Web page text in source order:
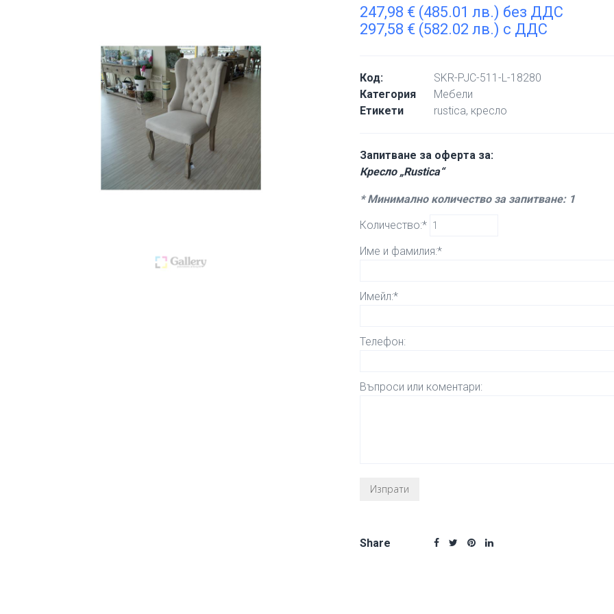
247,98 € (485.01 лв.) без ДДС
297,58 € (582.02 лв.) с ДДС
Код:
SKR-PJC-511-L-18280
Категория
Мебели
Етикети
rustica, кресло
Запитване за оферта за:
Кресло „Rustica“
* Минимално количество за запитване: 1
Количество:*
Име и фамилия:*
Имейл:*
Телефон:
Въпроси или коментари:
Share